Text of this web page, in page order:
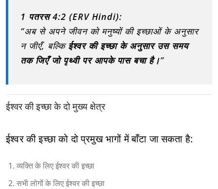
1 पतरस 4:2 (ERV Hindi):
“अब से अपने जीवन को मनुष्यों की इच्छाओं के अनुसार
न जीएँ, बल्किईश्वर की इच्छा के अनुसार उस समय
तक जिएँ जो पृथ्वी पर आपके पास बचा है।”
ईश्वर की इच्छा के दो मुख्य क्षेत्र
ईश्वर की इच्छा को दो प्रमुख भागों में बाँटा जा सकता है:
व्यक्ति के लिए ईश्वर की इच्छा
सभी लोगों के लिए ईश्वर की इच्छा